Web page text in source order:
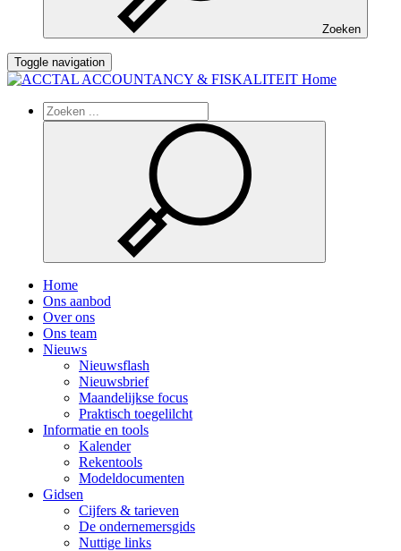
Zoeken
Toggle navigation
Home
Home
Ons aanbod
Over ons
Ons team
Nieuws
Nieuwsflash
Nieuwsbrief
Maandelijkse focus
Praktisch toegelilcht
Informatie en tools
Kalender
Rekentools
Modeldocumenten
Gidsen
Cijfers & tarieven
De ondernemersgids
Nuttige links